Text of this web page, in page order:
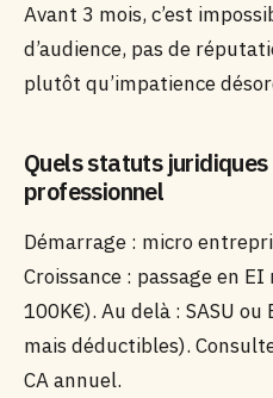
Avant 3 mois, c’est
d’audience, pas de
plutôt qu’impatience
Quels statuts
professionnel
Démarrage : micro
Croissance : passage en
100K€). Au delà : SASU ou
mais déductibles).
CA annuel.